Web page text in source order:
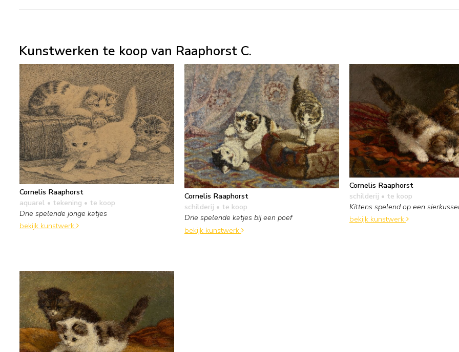
Kunstwerken te koop van Raaphorst C.
Cornelis Raaphorst
aquarel • tekening • te koop
Drie spelende jonge katjes
bekijk kunstwerk
Cornelis Raaphorst
schilderij • te koop
Drie spelende katjes bij een poef
bekijk kunstwerk
Cornelis Raaphorst
schilderij • te koop
Kittens spelend op een
bekijk kunstwerk